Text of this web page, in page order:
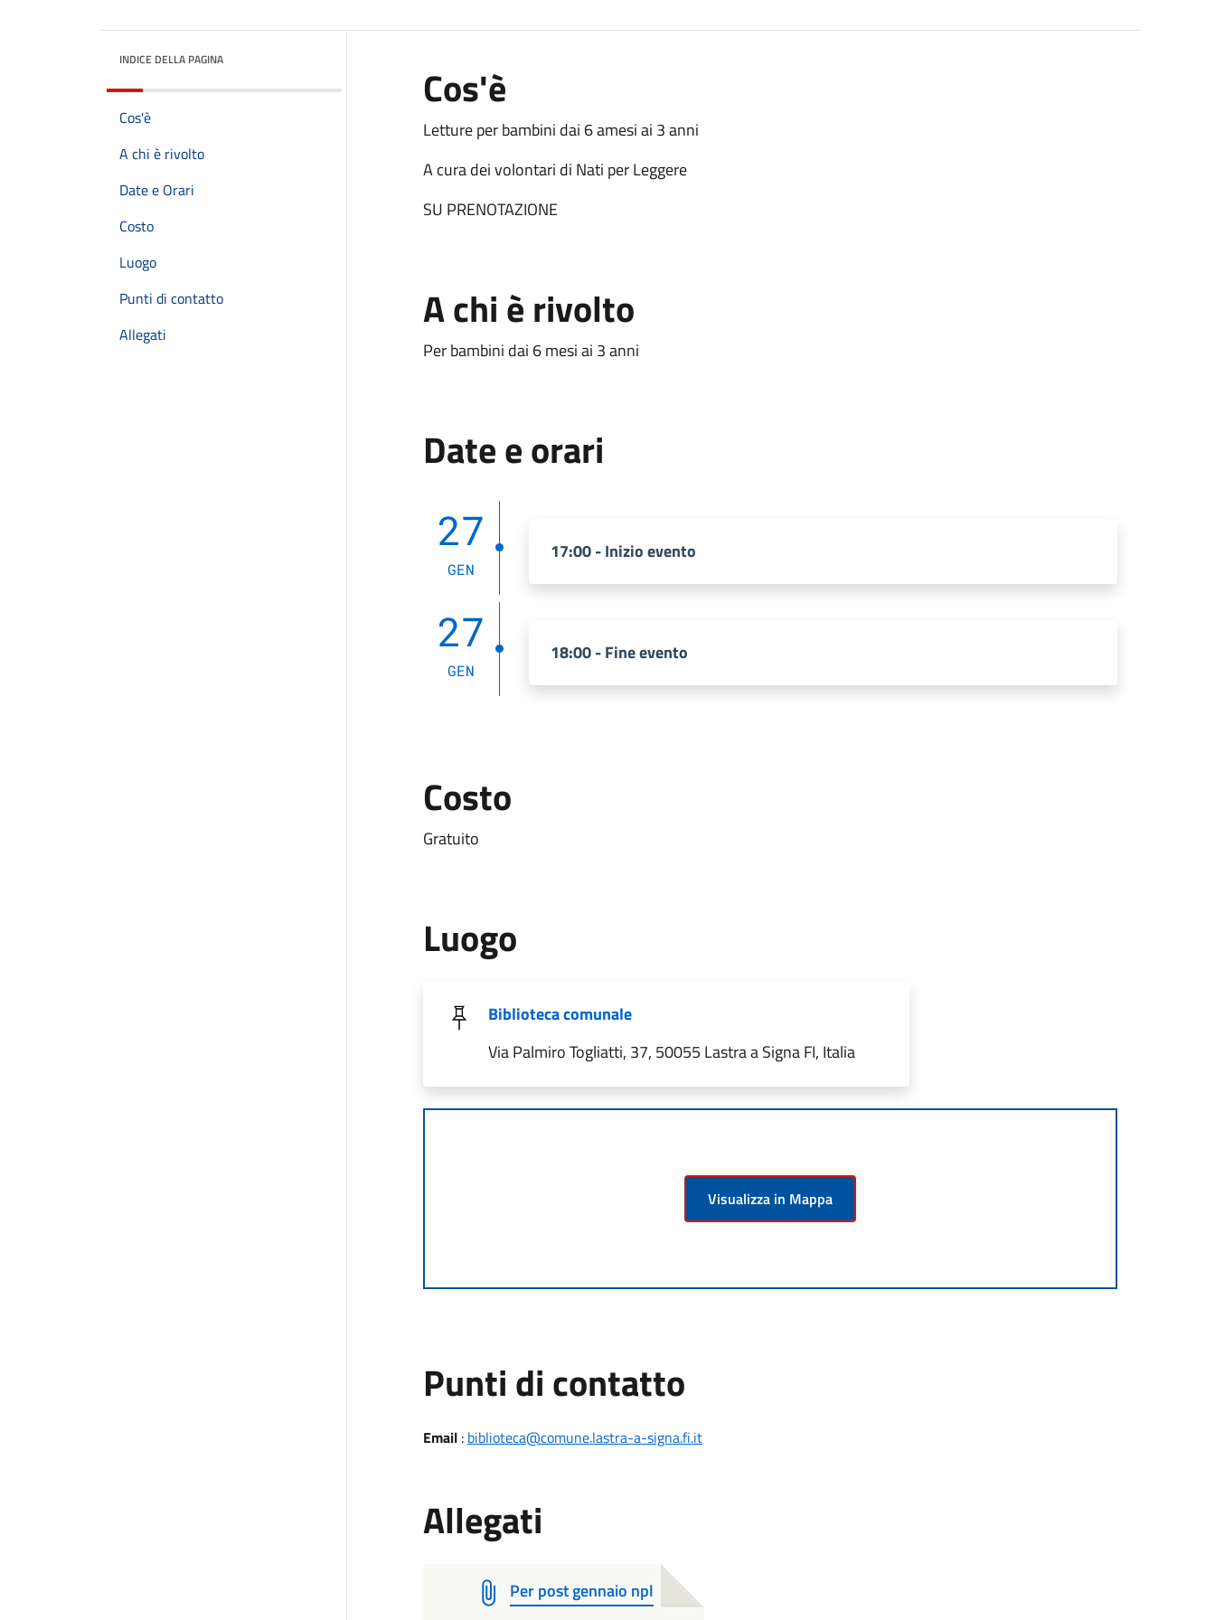
INDICE DELLA PAGINA
Cos'è
A chi è rivolto
Date e Orari
Costo
Luogo
Punti di contatto
Allegati
Cos'è
Letture per bambini dai 6 amesi ai 3 anni
A cura dei volontari di Nati per Leggere
SU PRENOTAZIONE
A chi è rivolto
Per bambini dai 6 mesi ai 3 anni
Date e orari
27
GEN
17:00 - Inizio evento
27
GEN
18:00 - Fine evento
Costo
Gratuito
Luogo
Biblioteca comunale
Via Palmiro Togliatti, 37, 50055 Lastra a Signa FI, Italia
Visualizza in Mappa
Punti di contatto
Email: biblioteca@comune.lastra-a-signa.fi.it
Allegati
Per post gennaio npl